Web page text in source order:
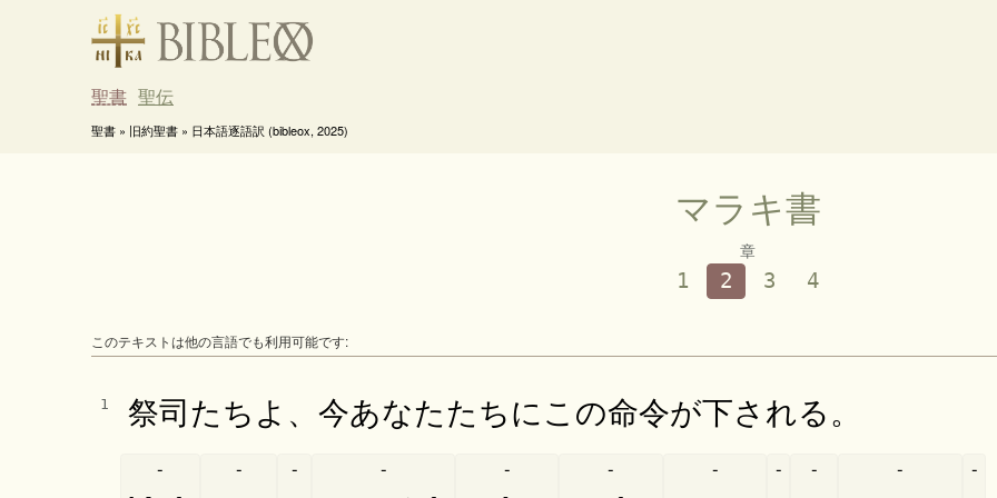
聖書 聖伝
聖書 » 旧約聖書 » 日本語逐語訳 (bibleox, 2025)
マラキ書
章
1 2 3 4
このテキストは他の言語でも利用可能です:
1 祭司たちよ、今あなたたちにこの命令が下される。
- - - - - - - - - - -